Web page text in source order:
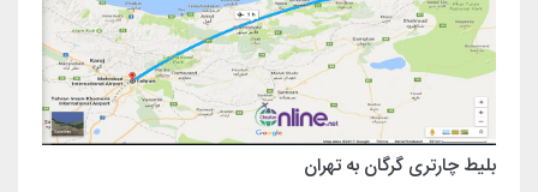
بلیط چارتری گرگان به تهران